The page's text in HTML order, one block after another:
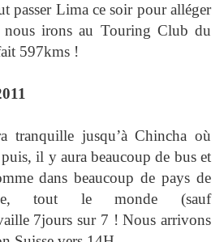
passer Lima ce soir pour alléger
nous irons au Touring Club du
597kms !
tranquille jusqu’à Chincha où
puis, il y aura beaucoup de bus et
dans beaucoup de pays de
tout le monde (sauf
7jours sur 7 ! Nous arrivons